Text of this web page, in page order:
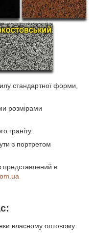
стандартної форми,
розмірами
граніту.
з портретом
представлений в
власному оптовому